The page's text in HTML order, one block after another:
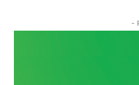
-